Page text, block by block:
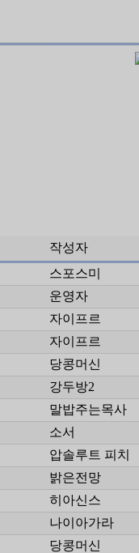
작성자
스포스미
운영자
자이프르
자이프르
당콩머신
강두방2
말밥주는목사
소서
압솔루트 피치
밝은전망
히아신스
나이아가라
당콩머신